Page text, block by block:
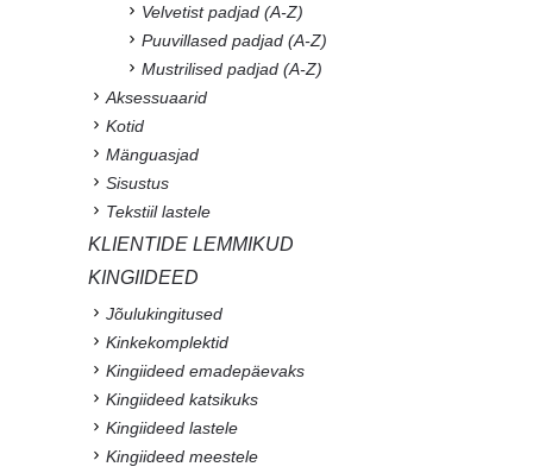
Velvetist padjad (A-Z)
Puuvillased padjad (A-Z)
Mustrilised padjad (A-Z)
Aksessuaarid
Kotid
Mänguasjad
Sisustus
Tekstiil lastele
KLIENTIDE LEMMIKUD
KINGIIDEED
Jõulukingitused
Kinkekomplektid
Kingiideed emadepäevaks
Kingiideed katsikuks
Kingiideed lastele
Kingiideed meestele